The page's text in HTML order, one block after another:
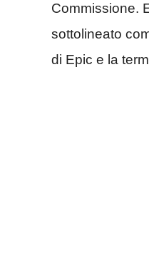
Commissione.
sottolineato
di Epic e la